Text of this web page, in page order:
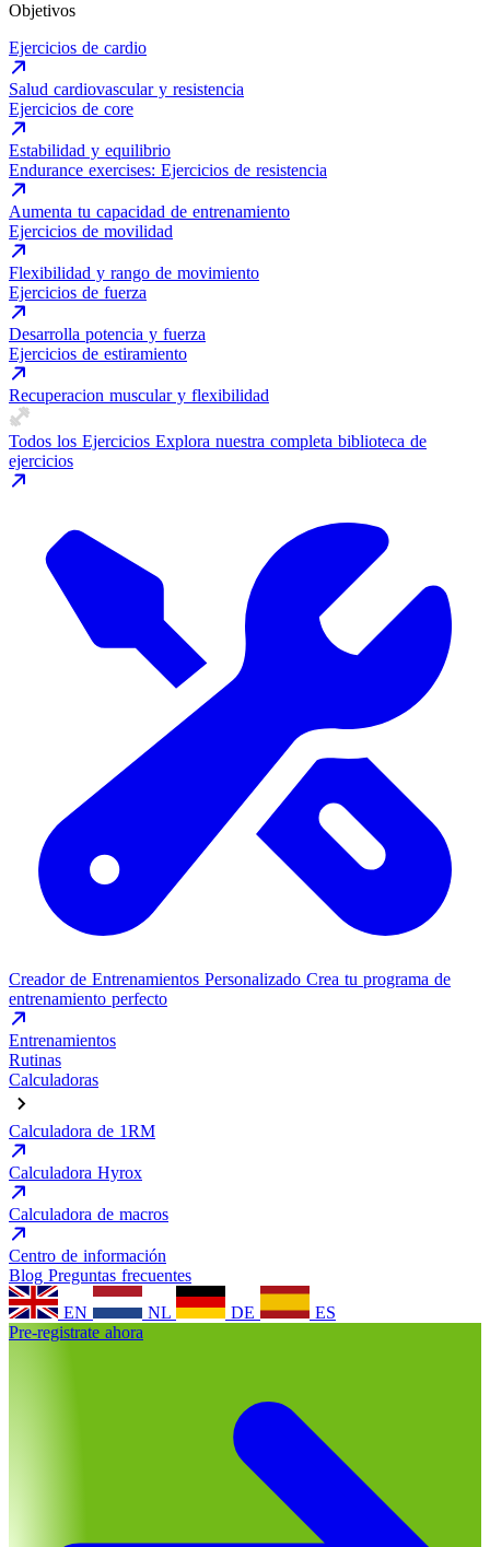
Objetivos
Ejercicios de cardio
Salud cardiovascular y resistencia
Ejercicios de core
Estabilidad y equilibrio
Endurance exercises: Ejercicios de resistencia
Aumenta tu capacidad de entrenamiento
Ejercicios de movilidad
Flexibilidad y rango de movimiento
Ejercicios de fuerza
Desarrolla potencia y fuerza
Ejercicios de estiramiento
Recuperacion muscular y flexibilidad
Todos los Ejercicios Explora nuestra completa biblioteca de
ejercicios
Creador de Entrenamientos Personalizado Crea tu programa de
entrenamiento perfecto
Entrenamientos
Rutinas
Calculadoras
Calculadora de 1RM
Calculadora Hyrox
Calculadora de macros
Centro de información
Blog Preguntas frecuentes
EN
NL DE
ES
Pre-registrate ahora